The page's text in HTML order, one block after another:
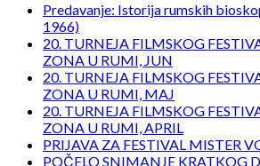
Predavanje: Istorija rumskih
1966)
20. TURNEJA FILMSKOG
ZONA U RUMI, JUN
20. TURNEJA FILMSKOG
ZONA U RUMI, MAJ
20. TURNEJA FILMSKOG
ZONA U RUMI, APRIL
PRIJAVA ZA FESTIVAL MISTER
POČELO SNIMANJE KRATKOG